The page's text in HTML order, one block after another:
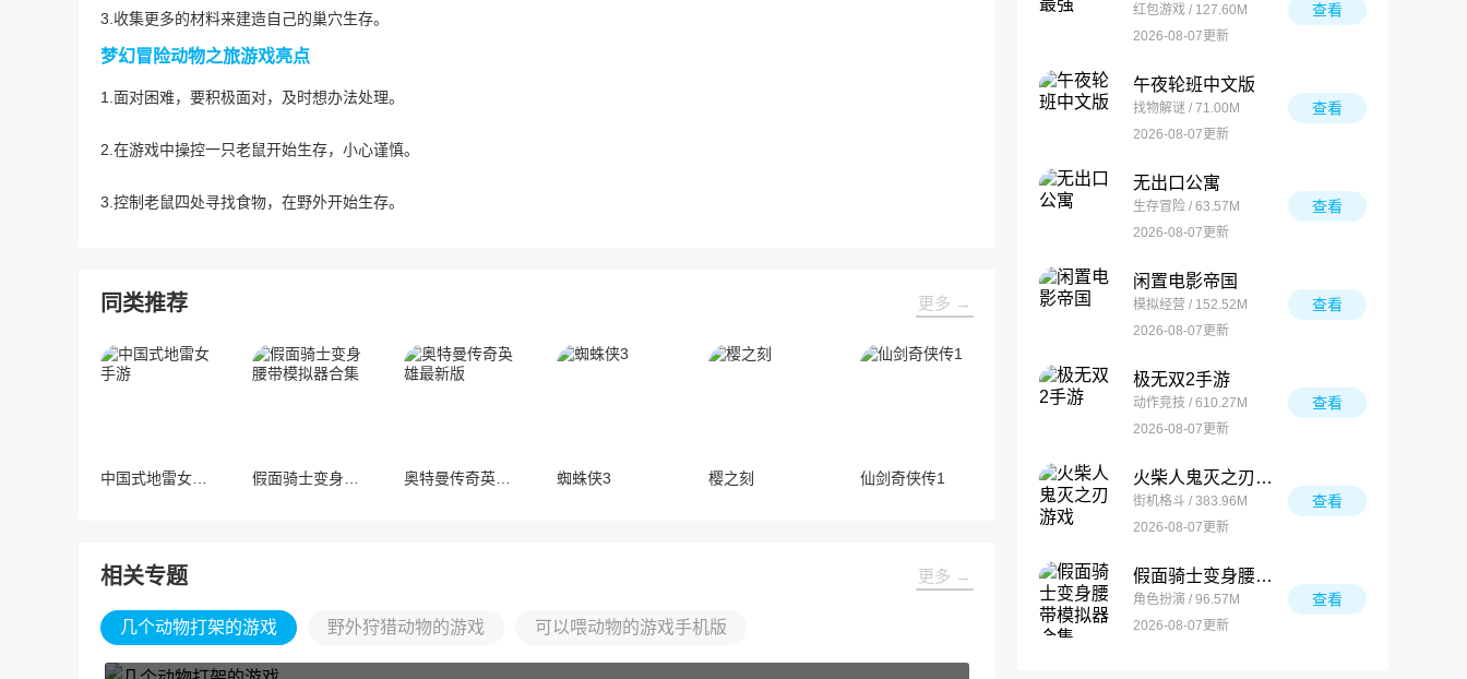
3.收集更多的材料来建造自己的巢穴生存。
梦幻冒险动物之旅游戏亮点
1.面对困难，要积极面对，及时想办法处理。
2.在游戏中操控一只老鼠开始生存，小心谨慎。
3.控制老鼠四处寻找食物，在野外开始生存。
同类推荐 更多 →
蜘蛛侠3 樱之刻 仙剑奇侠传1
相关专题 更多 →
几个动物打架的游戏 野外狩猎动物的游戏 可以喂动物的游戏手机版
红包游戏 / 127.60M
2026-08-07更新
查看
午夜轮班中文版
找物解谜 / 71.00M
2026-08-07更新
查看
无出口公寓
生存冒险 / 63.57M
2026-08-07更新
查看
闲置电影帝国
模拟经营 / 152.52M
2026-08-07更新
查看
极无双2手游
动作竞技 / 610.27M
2026-08-07更新
查看
火柴人鬼灭之刃游戏
街机格斗 / 383.96M
2026-08-07更新
查看
假面骑士变身腰带模拟器合集
角色扮演 / 96.57M
2026-08-07更新
查看